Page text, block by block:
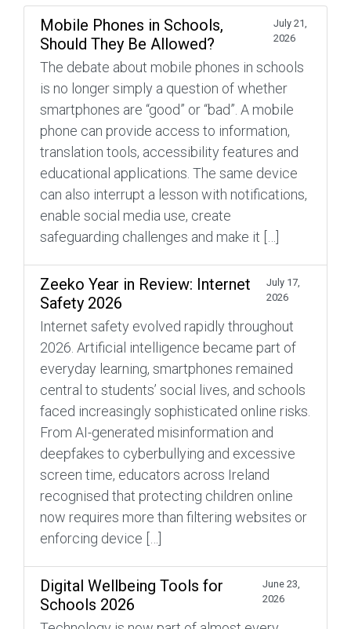
Mobile Phones in Schools,
Should They Be Allowed?
July 21,
2026
The debate about mobile phones in schools
is no longer simply a question of whether
smartphones are “good” or “bad”. A mobile
phone can provide access to information,
translation tools, accessibility features and
educational applications. The same device
can also interrupt a lesson with notifications,
enable social media use, create
safeguarding challenges and make it […]
Zeeko Year in Review: Internet
Safety 2026
July 17,
2026
Internet safety evolved rapidly throughout
2026. Artificial intelligence became part of
everyday learning, smartphones remained
central to students’ social lives, and schools
faced increasingly sophisticated online risks.
From AI-generated misinformation and
deepfakes to cyberbullying and excessive
screen time, educators across Ireland
recognised that protecting children online
now requires more than filtering websites or
enforcing device […]
Digital Wellbeing Tools for
Schools 2026
June 23,
2026